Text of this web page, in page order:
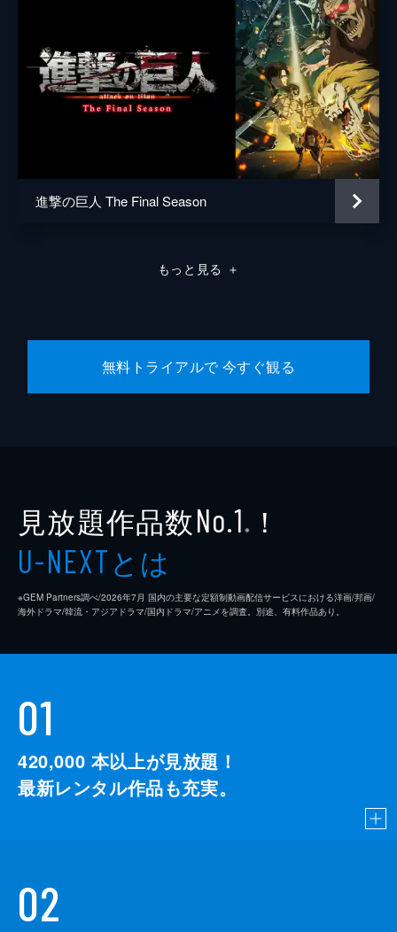
進撃の巨人 The Final Season
もっと見る ＋
無料トライアルで 今すぐ観る
見放題作品数No.1 ※ ！
U-NEXTとは
※GEM Partners調べ/2026年7⽉ 国内の主要な定額制動画配信サービスにおける洋画/邦画/
海外ドラマ/韓流・アジアドラマ/国内ドラマ/アニメを調査。別途、有料作品あり。
01
420,000 本以上が見放題！
最新レンタル作品も充実。
02